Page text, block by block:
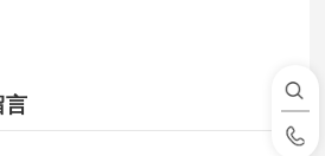
言